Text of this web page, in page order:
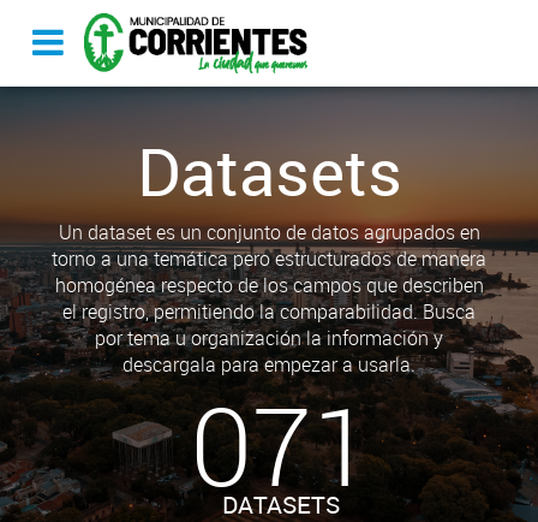
Datasets
Un dataset es un conjunto de datos agrupados en
torno a una temática pero estructurados de manera
homogénea respecto de los campos que describen
el registro, permitiendo la comparabilidad. Busca
por tema u organización la información y
descargala para empezar a usarla.
071
DATASETS